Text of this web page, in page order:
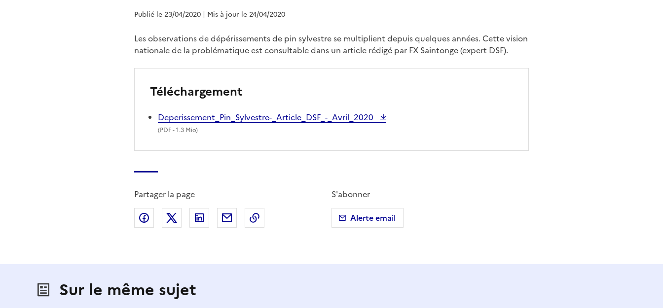
Publié le 23/04/2020 | Mis à jour le 24/04/2020
Les observations de dépérissements de pin sylvestre se multiplient depuis quelques années. Cette vision
nationale de la problématique est consultable dans un article rédigé par FX Saintonge (expert DSF).
Téléchargement
Deperissement_Pin_Sylvestre-_Article_DSF_-_Avril_2020
(PDF- 1.3 Mio)
Partager la page
Partager sur Facebook
Partager sur X (anciennement Twitter)
Partager sur LinkedIn
Partager par emailCopier dans le presse-papier
S'abonner
Alerte email
Sur le même sujet